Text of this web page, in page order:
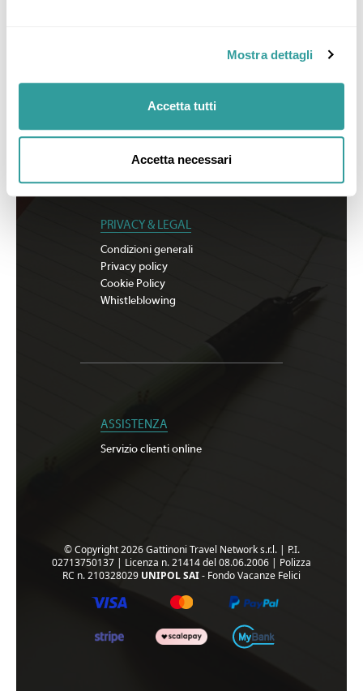
Mostra dettagli
Accetta tutti
Accetta necessari
Iscriviti alla newsletter
Sostenibilità
PRIVACY & LEGAL
Condizioni generali
Privacy policy
Cookie Policy
Whistleblowing
ASSISTENZA
Servizio clienti online
© Copyright 2026 Gattinoni Travel Network s.r.l. | P.I.
02713750137 | Licenza n. 21414 del 08.06.2006 | Polizza
RC n. 210328029 UNIPOL SAI- Fondo Vacanze Felici